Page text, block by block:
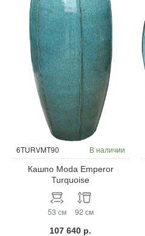
6TURVMT90 В наличии
Кашпо Moda Emperor
Turquoise
53 см 92 см
107 640 р.